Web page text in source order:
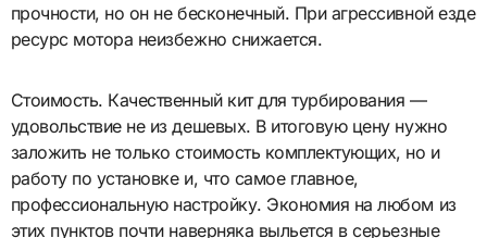
прочности, но он не бесконечный. При агрессивной езде
ресурс мотора неизбежно снижается.
Стоимость. Качественный кит для турбирования —
удовольствие не из дешевых. В итоговую цену нужно
заложить не только стоимость комплектующих, но и
работу по установке и, что самое главное,
профессиональную настройку. Экономия на любом из
этих пунктов почти наверняка выльется в серьезные